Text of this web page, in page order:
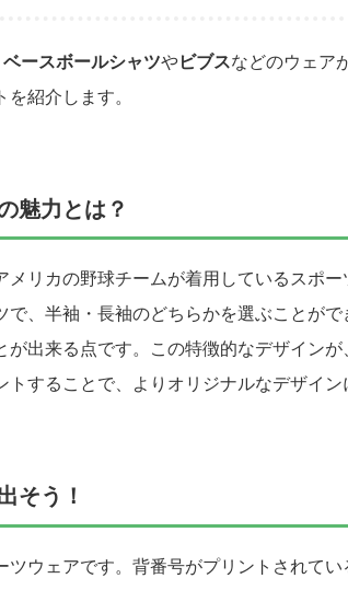
ベースボールシャツやビブスなどのウェア
紹介します。
魅力とは？
メリカの野球チームが着用しているスポ
で、半袖・長袖のどちらかを選ぶことが
が出来る点です。この特徴的なデザイン
することで、よりオリジナルなデザイン
そう！
ツウェアです。背番号がプリントされて